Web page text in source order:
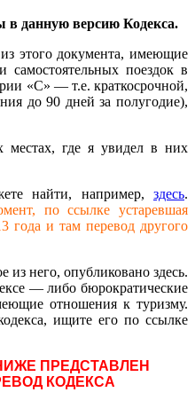
данную версию Кодекса.
этого документа, имеющие
самостоятельных поездок в
«С» — т.е. краткосрочной,
до 90 дней за полугодие),
местах, где я увидел в них
найти, например, здесь.
по ссылке устаревшая
года и там перевод другого
из него, опубликовано здесь.
— либо бюрократические
отношения к туризму.
ищите его по ссылке
ПРЕДСТАВЛЕН
КОДЕКСА